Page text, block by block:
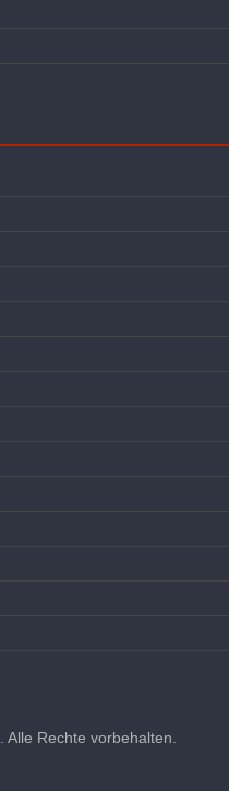
. Alle Rechte vorbehalten.